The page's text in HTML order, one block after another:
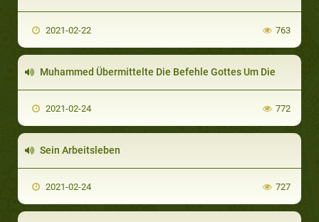
2021-02-22 763
Muhammed Übermittelte Die Befehle Gottes Um Die
2021-02-24 772
Sein Arbeitsleben
2021-02-24 727